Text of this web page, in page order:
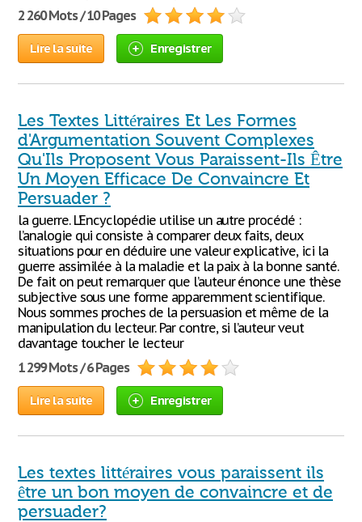
2 260 Mots / 10 Pages
Lire la suite Enregistrer
Les Textes Littéraires Et Les Formes
d'Argumentation Souvent Complexes
Qu'Ils Proposent Vous Paraissent-Ils Être
Un Moyen Efficace De Convaincre Et
Persuader ?
la guerre. L’Encyclopédie utilise un autre procédé :
l’analogie qui consiste à comparer deux faits, deux
situations pour en déduire une valeur explicative, ici la
guerre assimilée à la maladie et la paix à la bonne santé.
De fait on peut remarquer que l’auteur énonce une thèse
subjective sous une forme apparemment scientifique.
Nous sommes proches de la persuasion et même de la
manipulation du lecteur. Par contre, si l’auteur veut
davantage toucher le lecteur
1 299 Mots / 6 Pages
Lire la suite Enregistrer
Les textes littéraires vous paraissent ils
être un bon moyen de convaincre et de
persuader?